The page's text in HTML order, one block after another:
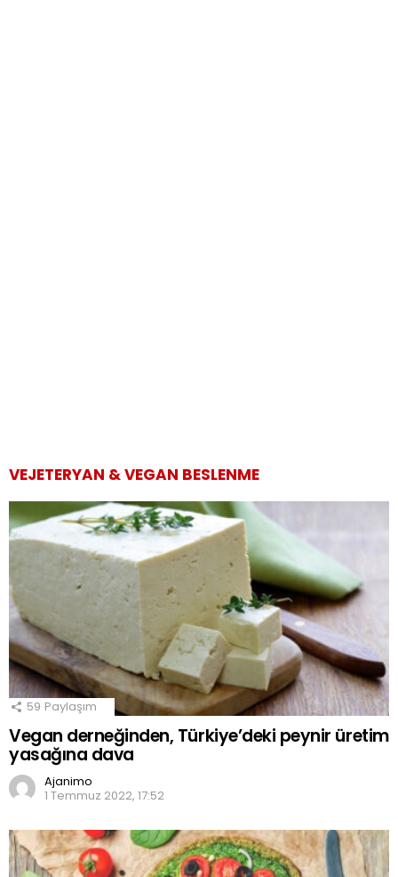
VEJETERYAN & VEGAN BESLENME
59 Paylaşım
Vegan derneğinden, Türkiye’deki peynir üretim
yasağına dava
Ajanimo
1 Temmuz 2022, 17:52